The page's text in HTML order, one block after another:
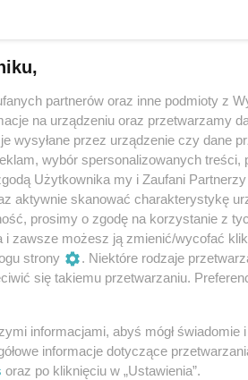
można poznać historię, która
gospodarki – połowu
w którym blask naturalnej
pustynia i góry
malowniczy z
opuścić wybrzeże,
Hajar, gdzie króluje Jebel
Emiratów Arabskich (1934
tyrolka na świecie,
która przyciąga
Explorers Camp – jedyne
prawdziwą przygodę
partnerów oraz inne podmioty z
na urządzeniu oraz przetwarzamy
wysyłane przez urządzenie czy dane
wybór spersonalizowanych treści,
Użytkownika my i Zaufani
aktywnie skanować charakterystykę
prosimy o zgodę na korzystanie z
i zawsze możesz ją zmienić/wycofać
strony
. Niektóre rodzaje
się takiemu przetwarzaniu.
informacjami, abyś mógł
informacje dotyczące
oraz po kliknięciu w „Ustawienia”.